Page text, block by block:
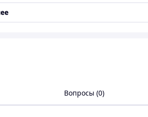
Вопросы (0)